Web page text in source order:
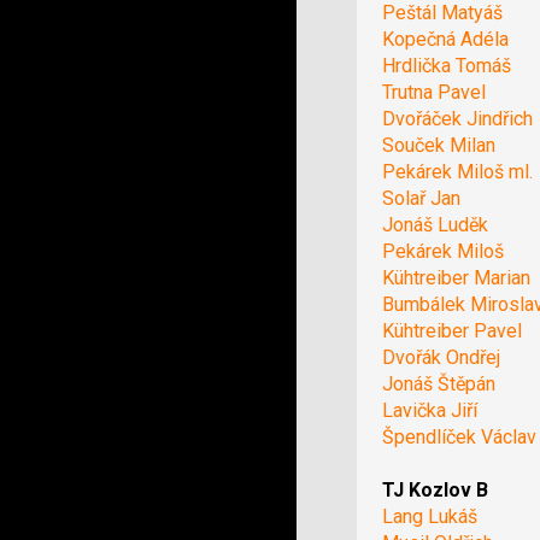
Peštál Matyáš
Kopečná Adéla
Hrdlička Tomáš
Trutna Pavel
Dvořáček Jindřich
Souček Milan
Pekárek Miloš ml.
Solař Jan
Jonáš Luděk
Pekárek Miloš
Kühtreiber Marian
Bumbálek
Kühtreiber Pavel
Dvořák Ondřej
Jonáš Štěpán
Lavička Jiří
Špendlíček Václav
TJ Kozlov B
Lang Lukáš